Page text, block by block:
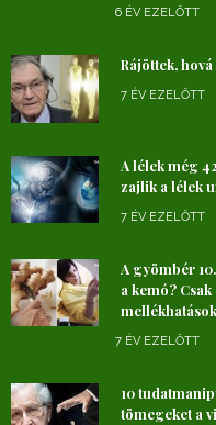
6 ÉV EZELŐTT
Rájöttek,
7 ÉV EZELŐTT
A lélek még
zajlik a lélek
7 ÉV EZELŐTT
A gyömbér
a kemó?
7 ÉV EZELŐTT
10
tömegeket a